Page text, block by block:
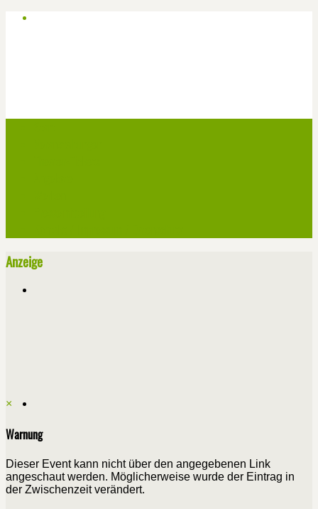
Anzeige
×
Warnung
Dieser Event kann nicht über den angegebenen Link
angeschaut werden. Möglicherweise wurde der Eintrag in
der Zwischenzeit verändert.